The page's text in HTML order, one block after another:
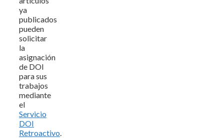
ya
publicados
pueden
solicitar
la
asignación
de DOI
para sus
trabajos
mediante
el
Servicio
DOI
Retroactivo